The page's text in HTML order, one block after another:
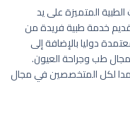
الطبية المتميزة على يد
خدمة طبية فريدة من
دوليا بالإضافة إلى
طب وجراحة العيون.
لكل المتخصصين في مجال